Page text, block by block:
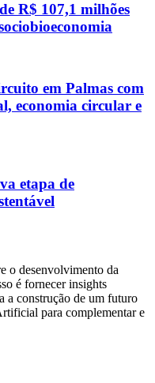
R$ 107,1 milhões
em Palmas com
economia circular e
etapa de
o desenvolvimento da
é fornecer insights
a construção de um futuro
para complementar e